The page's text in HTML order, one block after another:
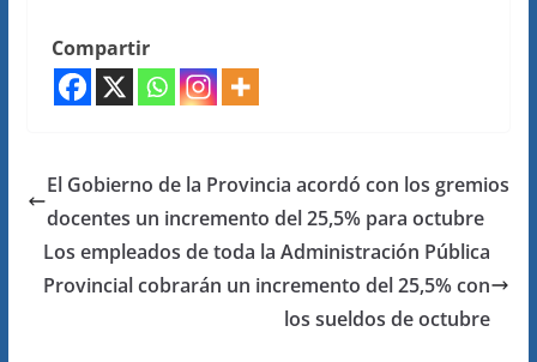
Compartir
El Gobierno de la Provincia acordó con los gremios
docentes un incremento del 25,5% para octubre
Los empleados de toda la Administración Pública
Provincial cobrarán un incremento del 25,5% con
los sueldos de octubre